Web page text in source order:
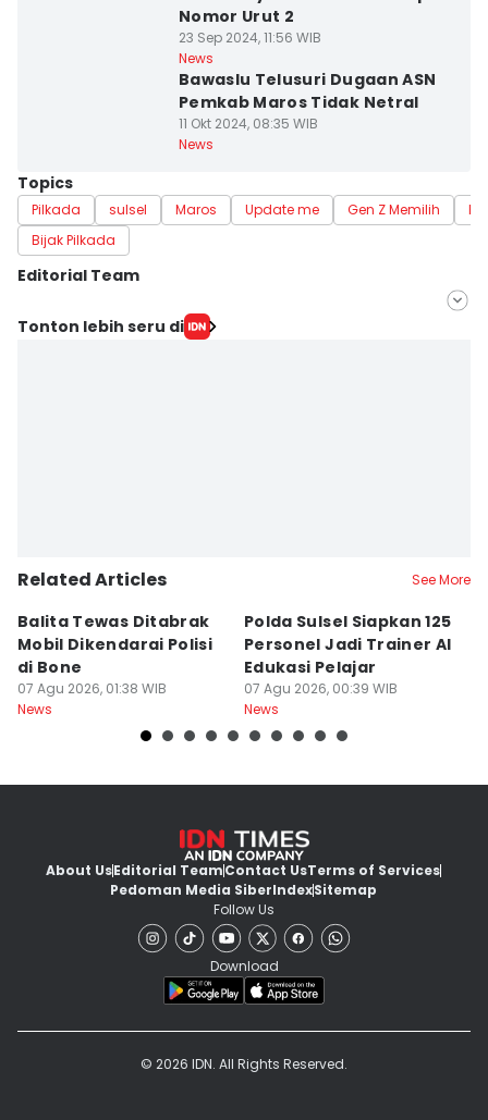
Nomor Urut 2
23 Sep 2024, 11:56 WIB
News
Bawaslu Telusuri Dugaan ASN
Pemkab Maros Tidak Netral
11 Okt 2024, 08:35 WIB
News
Topics
Pilkada sulsel Maros Update me Gen Z Memilih
Bijak Pilkada
Editorial Team
Editor
Tonton lebih seru di
Related Articles See More
Balita Tewas Ditabrak
Mobil Dikendarai Polisi
di Bone
07 Agu 2026, 01:38 WIB
News
Polda Sulsel Siapkan 125
Personel Jadi Trainer AI
Edukasi Pelajar
07 Agu 2026, 00:39 WIB
News
About UsEditorial TeamContact UsTerms of Services
Pedoman Media SiberIndexSitemap
Follow Us
Download
© 2026 IDN. All Rights Reserved.